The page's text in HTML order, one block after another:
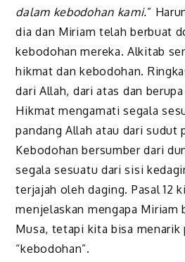
dalam kebodohan kami.”
dia dan Miriam telah berbuat
kebodohan mereka. Alkitab
hikmat dan kebodohan.
dari Allah, dari atas dan
Hikmat mengamati segala
pandang Allah atau dari sudut
Kebodohan bersumber dari
segala sesuatu dari sisi
terjajah oleh daging. Pasal 12
menjelaskan mengapa Miriam
Musa, tetapi kita bisa menarik
“kebodohan”.